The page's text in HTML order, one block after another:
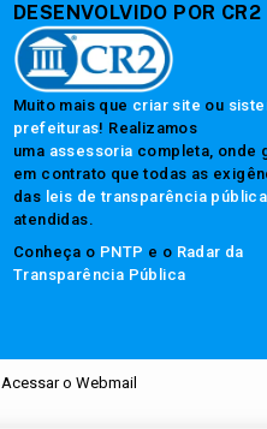
DESENVOLVIDO POR CR2
Muito mais que criar site ou
prefeituras! Realizamos
uma assessoria completa, onde
em contrato que todas as
das leis de transparência pública
atendidas.
Conheça o PNTP e o Radar da
Transparência Pública
Acessar o Webmail